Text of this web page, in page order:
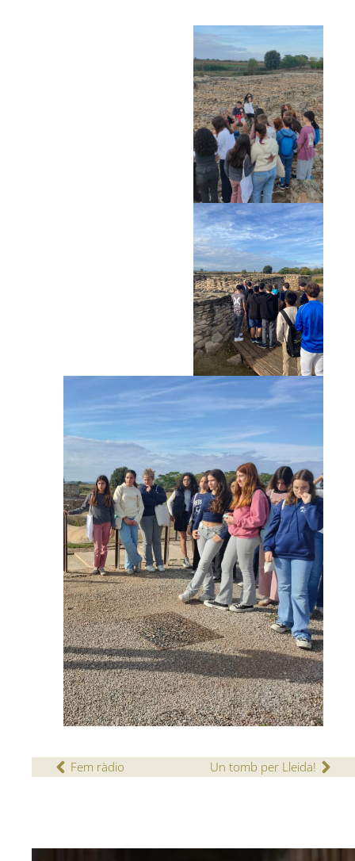
Fem ràdio Un tomb per Lleida!